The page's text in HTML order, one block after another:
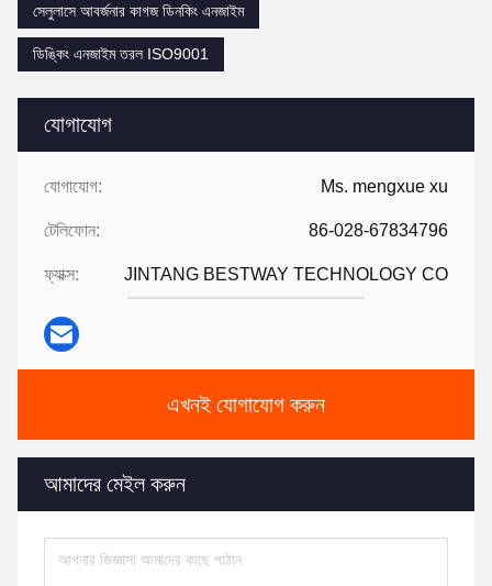
যোগাযোগ
যোগাযোগ: Ms. mengxue xu
টেলিফোন: 86-028-67834796
ফ্যাক্স: JINTANG BESTWAY TECHNOLOGY CO
এখনই যোগাযোগ করুন
আমাদের মেইল করুন
সেলুলাসে আবর্জনার কাগজ ডিনকিং এনজাইম
ডিঙ্কিং এনজাইম তরল ISO9001